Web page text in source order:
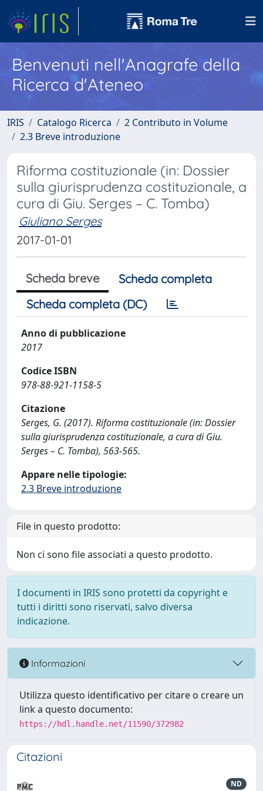
Benvenuti nell'Anagrafe della
Ricerca d'Ateneo
IRIS Catalogo Ricerca
2 Contributo in Volume
2.3 Breve introduzione
Riforma costituzionale (in: Dossier
sulla giurisprudenza costituzionale, a
cura di Giu. Serges – C. Tomba)
Giuliano Serges
2017-01-01
Scheda breve
Scheda completa
Scheda completa (DC)
Anno di pubblicazione
2017
Codice ISBN
978-88-921-1158-5
Citazione
Serges, G. (2017). Riforma costituzionale (in: Dossier
sulla giurisprudenza costituzionale, a cura di Giu.
Serges – C. Tomba), 563-565.
Appare nelle tipologie:
2.3 Breve introduzione
File in questo prodotto:
Non ci sono file associati a questo prodotto.
I documenti in IRIS sono protetti da copyright e
tutti i diritti sono riservati, salvo diversa
indicazione.
Informazioni
Utilizza questo identificativo per citare o creare un
link a questo documento:
https://hdl.handle.net/11590/372982
Citazioni
ND